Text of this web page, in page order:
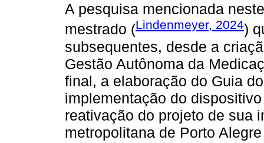
A pesquisa mencionada
mestrado (Lindenmeyer, 2024)
subsequentes, desde a
Gestão Autônoma da
final, a elaboração do Guia
implementação do
reativação do projeto de sua
metropolitana de Porto